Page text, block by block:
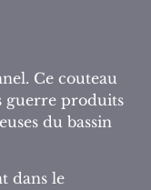
Ce couteau
guerre produits
du bassin
dans le